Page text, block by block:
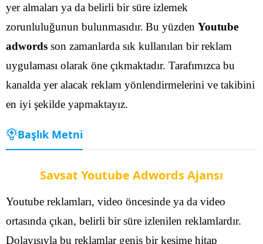
yer almaları ya da belirli bir süre izlemek
zorunluluğunun bulunmasıdır. Bu yüzden Youtube
adwords son zamanlarda sık kullanılan bir reklam
uygulaması olarak öne çıkmaktadır. Tarafımızca bu
kanalda yer alacak reklam yönlendirmelerini ve takibini
en iyi şekilde yapmaktayız.
Başlık Metni
Savsat Youtube Adwords Ajansı
Youtube reklamları, video öncesinde ya da video
ortasında çıkan, belirli bir süre izlenilen reklamlardır.
Dolayısıyla bu reklamlar geniş bir kesime hitap